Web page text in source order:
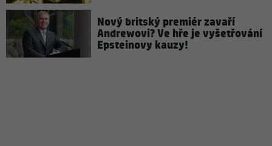
Nový britský premiér zavaří
Andrewovi? Ve hře je vyšetřování
Epsteinovy kauzy!